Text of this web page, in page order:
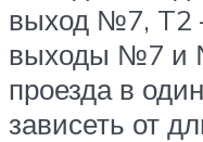
выход №7, T2
выходы №7 и
проезда в
зависеть от